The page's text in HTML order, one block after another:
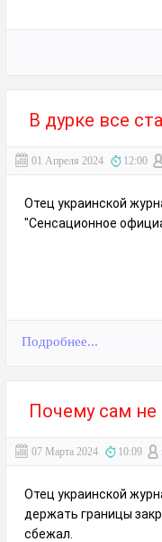
В дурке все
01 Апреля 2024 12:00
Отец украинской
"Сенсационное
Подробнее...
Почему сам не
07 Марта 2024 10:09
Отец украинской
держать границы
сбежал.